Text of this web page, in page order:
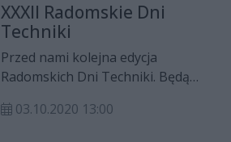
Rekord. Krzysztof Domagała
rozmawiał z nimi o zbliżających się
XXXIV Radomskich Dniach Techniki.
XXXII Radomskie Dni
Techniki
Przed nami kolejna edycja
Radomskich Dni Techniki. Będą
a nawet pojazd stworzony przez
03.10.2020 13:00